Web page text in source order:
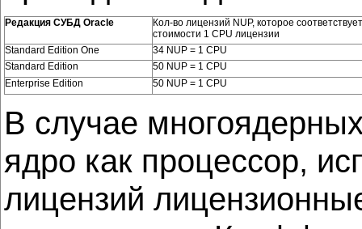
Редакция СУБД Oracle
Кол-во лицензий NUP, которое
стоимости 1 CPU лицензии
Standard Edition One
34 NUP = 1 CPU
Standard Edition
50 NUP = 1 CPU
Enterprise Edition
50 NUP = 1 CPU
В случае
ядро как процессор,
лицензий